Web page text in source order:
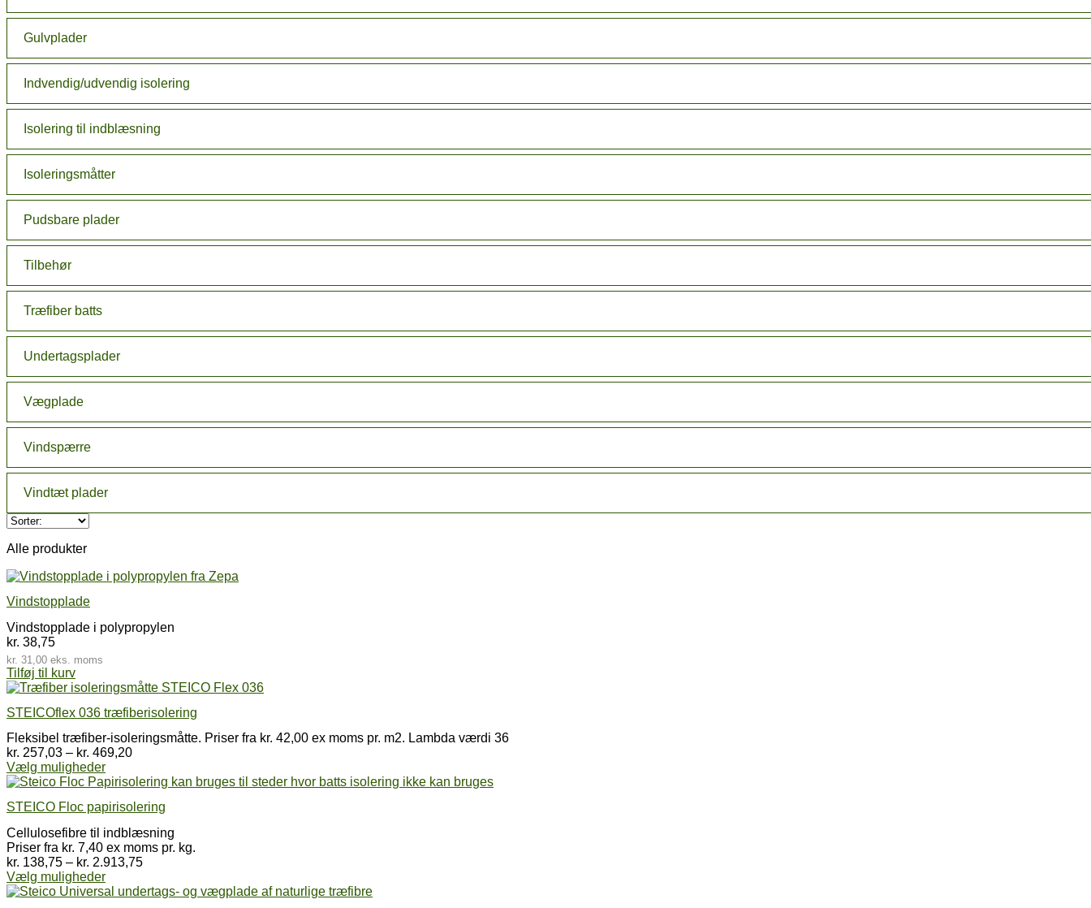
Gulvplader
Indvendig/udvendig isolering
Isolering til indblæsning
Isoleringsmåtter
Pudsbare plader
Tilbehør
Træfiber batts
Undertagsplader
Vægplade
Vindspærre
Vindtæt plader
Alle produkter
Vindstopplade
Vindstopplade i polypropylen
kr. 38,75
kr. 31,00 eks. moms
Tilføj til kurv
STEICOflex 036 træfiberisolering
Fleksibel træfiber-isoleringsmåtte. Priser fra kr. 42,00 ex moms pr. m2. Lambda værdi 36
kr. 257,03 – kr. 469,20Prisinterval:
til
Vælg mulighederDette
vare
flere
varianter.
Mulighederne
kan
vælges
på
varesiden
STEICO Floc papirisolering
Cellulosefibre til indblæsning
Priser fra kr. 7,40 ex moms pr. kg.
kr. 138,75 – kr. 2.913,75Prisinterval:
til
Vælg mulighederDette
vare